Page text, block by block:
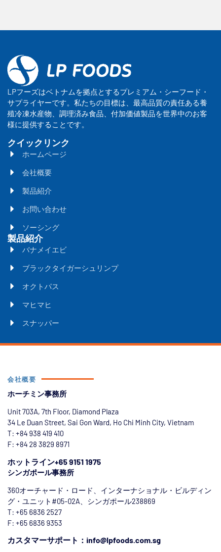
LPフーズはベトナムを拠点とするプレミアム・シーフード・
サプライヤーです。私たちの目標は、最高品質の責任ある養
殖冷凍水産物、調理済み食品、付加価値製品を世界中のお客
様に提供することです。
クイックリンク
ホームページ
会社概要
製品紹介
お問い合わせ
ソーシング
製品紹介
バナメイエビ
ブラックタイガーシュリンプ
オクトパス
マヒマヒ
スナッパー
会社概要
ホーチミン事務所
Unit 703A, 7th Floor, Diamond Plaza
34 Le Duan Street, Sai Gon Ward, Ho Chi Minh City, Vietnam
T: +84938 419 410
F: +84 28 3829 8971
ホットライン+65 9151 1975
シンガポール事務所
360オーチャード・ロード、インターナショナル・ビルディン
グ・ユニット#05-02A、シンガポール238869
T: +65 6836 2527
F: +65 6836 9353
カスタマーサポート：info@lpfoods.com.sg